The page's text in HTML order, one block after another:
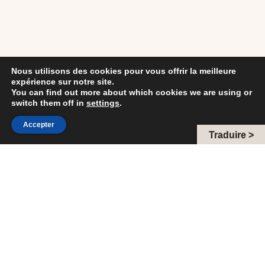
Traduire >
Nous utilisons des cookies pour vous offrir la meilleure
expérience sur notre site.
You can find out more about which cookies we are using or
switch them off in settings.
Accepter